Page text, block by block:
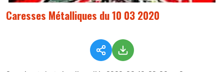
Caresses Métalliques du 10 03 2020